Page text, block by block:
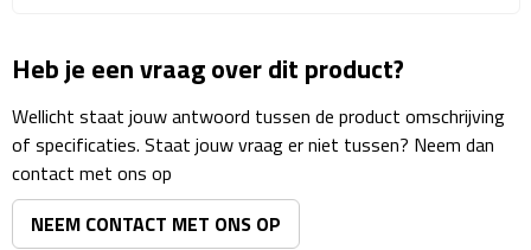
Reissetjes
Paspoorthouders
Auto Accessoires
Heb je een vraag over dit product?
Wellicht staat jouw antwoord tussen de product omschrijving
of specificaties. Staat jouw vraag er niet tussen? Neem dan
contact met ons op
NEEM CONTACT MET ONS OP